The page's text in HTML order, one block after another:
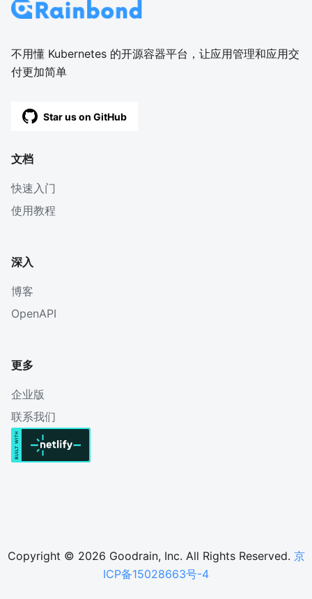
不用懂 Kubernetes 的开源容器平台，让应用管理和应用交
付更加简单
Star us on GitHub
文档
快速入门
使用教程
深入
博客
OpenAPI
更多
企业版
联系我们
Copyright © 2026 Goodrain, Inc. All Rights Reserved. 京
ICP备15028663号-4